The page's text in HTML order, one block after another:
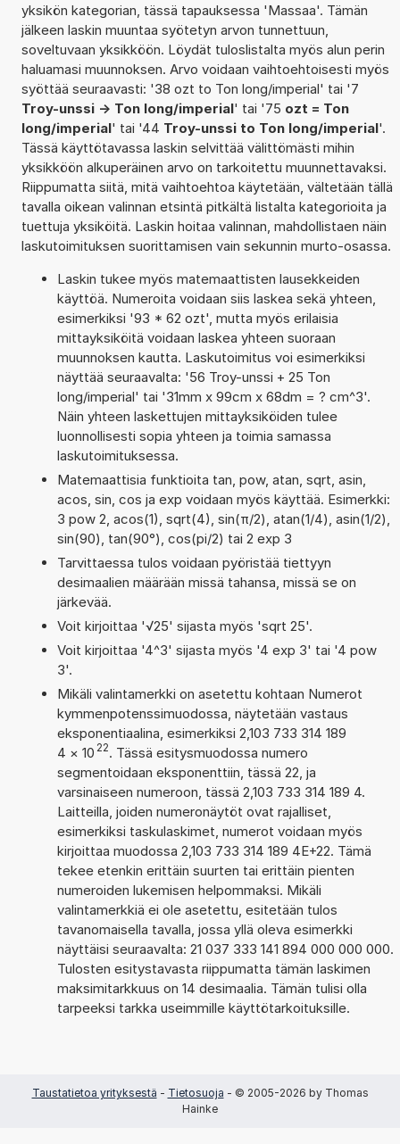
yksikön kategorian, tässä tapauksessa 'Massaa'. Tämän
jälkeen laskin muuntaa syötetyn arvon tunnettuun,
soveltuvaan yksikköön. Löydät tuloslistalta myös alun perin
haluamasi muunnoksen. Arvo voidaan vaihtoehtoisesti myös
syöttää seuraavasti: '38 ozt to Ton long/imperial' tai '7
Troy-unssi -> Ton long/imperial' tai '75 ozt = Ton
long/imperial' tai '44 Troy-unssi to Ton long/imperial'.
Tässä käyttötavassa laskin selvittää välittömästi mihin
yksikköön alkuperäinen arvo on tarkoitettu muunnettavaksi.
Riippumatta siitä, mitä vaihtoehtoa käytetään, vältetään tällä
tavalla oikean valinnan etsintä pitkältä listalta kategorioita ja
tuettuja yksiköitä. Laskin hoitaa valinnan, mahdollistaen näin
laskutoimituksen suorittamisen vain sekunnin murto-osassa.
Laskin tukee myös matemaattisten lausekkeiden
käyttöä. Numeroita voidaan siis laskea sekä yhteen,
esimerkiksi '93 * 62 ozt', mutta myös erilaisia
mittayksiköitä voidaan laskea yhteen suoraan
muunnoksen kautta. Laskutoimitus voi esimerkiksi
näyttää seuraavalta: '56 Troy-unssi + 25 Ton
long/imperial' tai '31mm x 99cm x 68dm = ? cm^3'.
Näin yhteen laskettujen mittayksiköiden tulee
luonnollisesti sopia yhteen ja toimia samassa
laskutoimituksessa.
Matemaattisia funktioita tan, pow, atan, sqrt, asin,
acos, sin, cos ja exp voidaan myös käyttää. Esimerkki:
3 pow 2, acos(1), sqrt(4), sin(π/2), atan(1/4), asin(1/2),
sin(90), tan(90°), cos(pi/2) tai 2 exp 3
Tarvittaessa tulos voidaan pyöristää tiettyyn
desimaalien määrään missä tahansa, missä se on
järkevää.
Voit kirjoittaa '√25' sijasta myös 'sqrt 25'.
Voit kirjoittaa '4^3' sijasta myös '4 exp 3' tai '4 pow
3'.
Mikäli valintamerkki on asetettu kohtaan Numerot
kymmenpotenssimuodossa, näytetään vastaus
eksponentiaalina, esimerkiksi 2,103 733 314 189
4 × 10 22. Tässä esitysmuodossa numero
segmentoidaan eksponenttiin, tässä 22, ja
varsinaiseen numeroon, tässä 2,103 733 314 189 4.
Laitteilla, joiden numeronäytöt ovat rajalliset,
esimerkiksi taskulaskimet, numerot voidaan myös
kirjoittaa muodossa 2,103 733 314 189 4E+22. Tämä
tekee etenkin erittäin suurten tai erittäin pienten
numeroiden lukemisen helpommaksi. Mikäli
valintamerkkiä ei ole asetettu, esitetään tulos
tavanomaisella tavalla, jossa yllä oleva esimerkki
näyttäisi seuraavalta: 21 037 333 141 894 000 000 000.
Tulosten esitystavasta riippumatta tämän laskimen
maksimitarkkuus on 14 desimaalia. Tämän tulisi olla
tarpeeksi tarkka useimmille käyttötarkoituksille.
Taustatietoa yrityksestä - Tietosuoja - © 2005-2026 by Thomas
Hainke